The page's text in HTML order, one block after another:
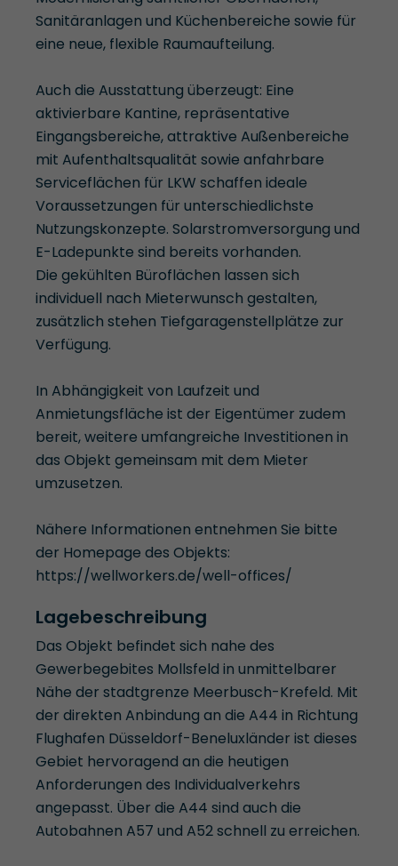
Sanitäranlagen und Küchenbereiche sowie für
eine neue, flexible Raumaufteilung.
Auch die Ausstattung überzeugt: Eine
aktivierbare Kantine, repräsentative
Eingangsbereiche, attraktive Außenbereiche
mit Aufenthaltsqualität sowie anfahrbare
Serviceflächen für LKW schaffen ideale
Voraussetzungen für unterschiedlichste
Nutzungskonzepte. Solarstromversorgung und
E-Ladepunkte sind bereits vorhanden.
Die gekühlten Büroflächen lassen sich
individuell nach Mieterwunsch gestalten,
zusätzlich stehen Tiefgaragenstellplätze zur
Verfügung.
In Abhängigkeit von Laufzeit und
Anmietungsfläche ist der Eigentümer zudem
bereit, weitere umfangreiche Investitionen in
das Objekt gemeinsam mit dem Mieter
umzusetzen.
Nähere Informationen entnehmen Sie bitte
der Homepage des Objekts:
https://wellworkers.de/well-offices/
Lagebeschreibung
Das Objekt befindet sich nahe des
Gewerbegebites Mollsfeld in unmittelbarer
Nähe der stadtgrenze Meerbusch-Krefeld. Mit
der direkten Anbindung an die A44 in Richtung
Flughafen Düsseldorf-Beneluxländer ist dieses
Gebiet hervoragend an die heutigen
Anforderungen des Individualverkehrs
angepasst. Über die A44 sind auch die
Autobahnen A57 und A52 schnell zu erreichen.